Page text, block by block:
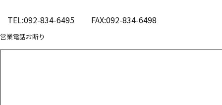
TEL:092-834-6495 FAX:092-834-6498
営業電話お断り